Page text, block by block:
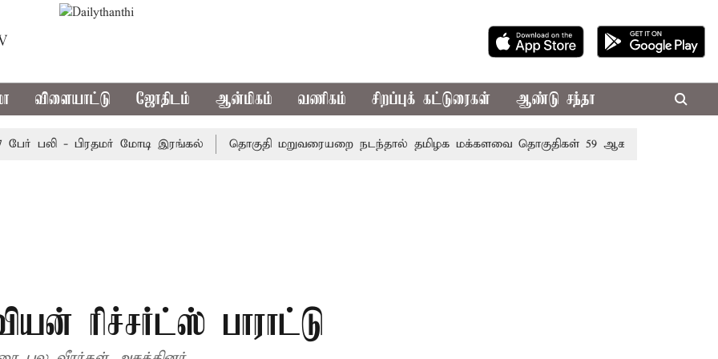
விளையாட்டு ஜோதிடம் ஆன்மிகம் வணிகம் சிறப்புக் கட்டுரைகள் ஆண்டு சந்தா
பலி - பிரதமர் மோடி இரங்கல் தொகுதி மறுவரையறை நடந்தால் தமிழக மக்களவை தொகுதிகள் 59 ஆக உயரும்: உத்தேச
ரிச்சர்ட்ஸ் பாராட்டு